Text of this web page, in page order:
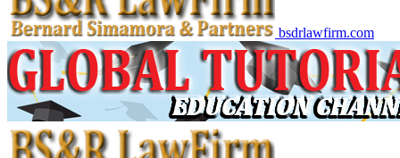
bsdrlawfirm.com